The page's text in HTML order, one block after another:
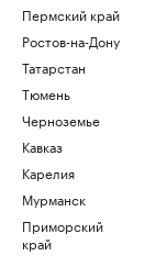
Пермский край
Ростов-на-Дону
Татарстан
Тюмень
Черноземье
Кавказ
Карелия
Мурманск
Приморский
край